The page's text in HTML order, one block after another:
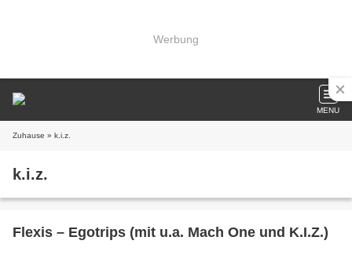
Werbung
MENU
Zuhause » k.i.z.
k.i.z.
Flexis – Egotrips (mit u.a. Mach One und K.I.Z.)